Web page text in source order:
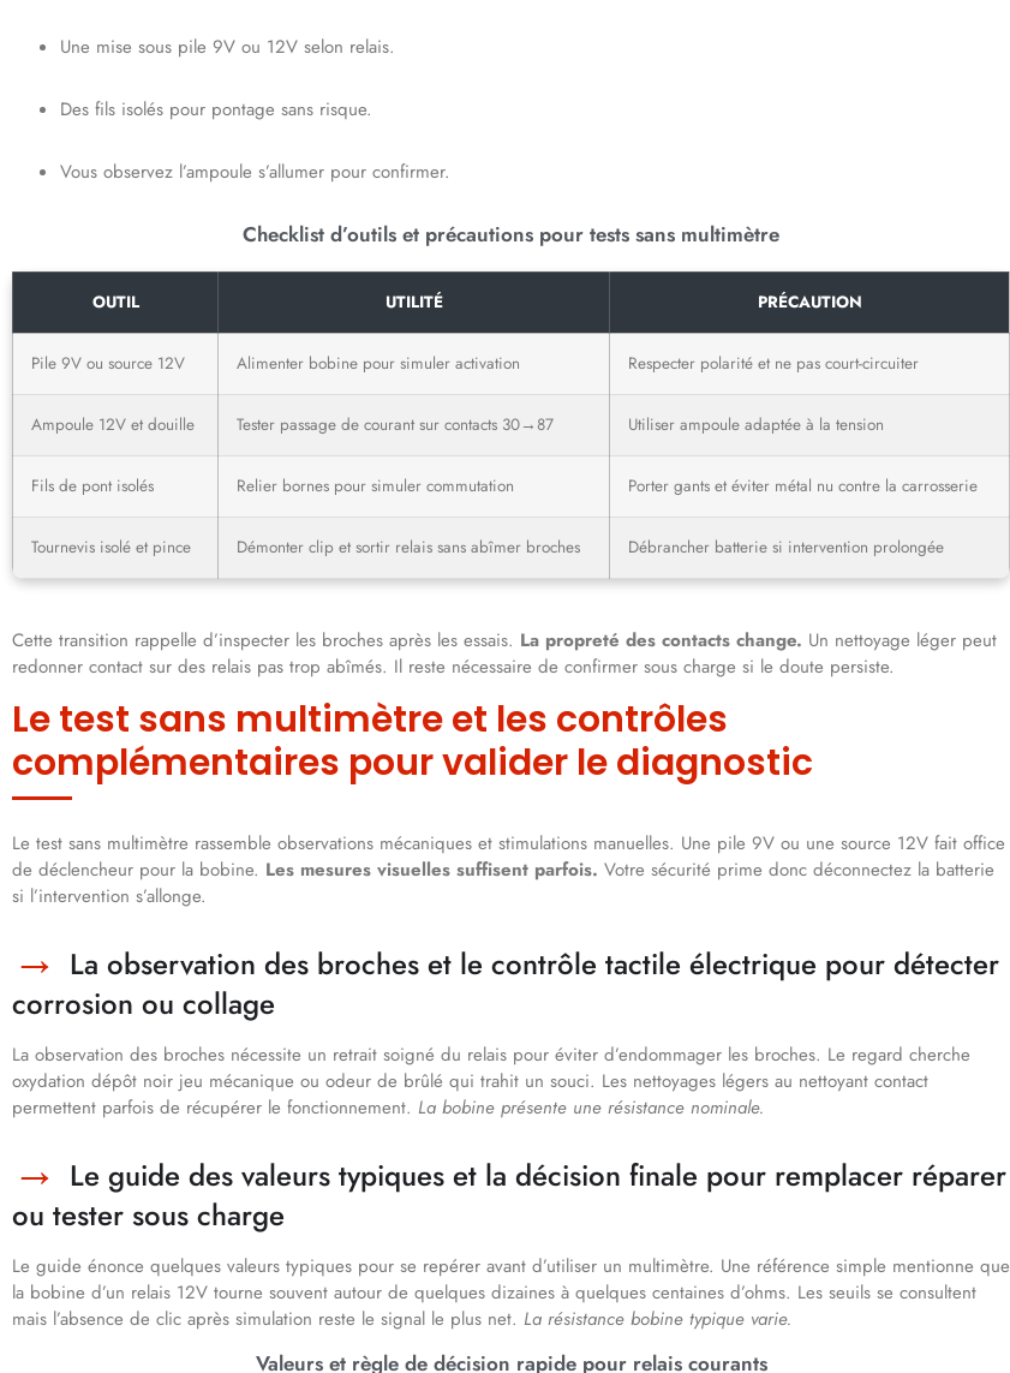
Une mise sous pile 9V ou 12V selon relais.
Des fils isolés pour pontage sans risque.
Vous observez l’ampoule s’allumer pour confirmer.
Checklist d’outils et précautions pour tests sans multimètre
OUTIL UTILITÉ PRÉCAUTION
Pile 9V ou source 12V Alimenter bobine pour simuler activation Respecter polarité et ne pas court-circuiter
Ampoule 12V et douille Tester passage de courant sur contacts 30→87 Utiliser ampoule adaptée à la tension
Fils de pont isolés Relier bornes pour simuler commutation Porter gants et éviter métal nu contre la carrosserie
Tournevis isolé et pince Démonter clip et sortir relais sans abîmer broches Débrancher batterie si intervention prolongée
Cette transition rappelle d’inspecter les broches après les essais. La propreté des contacts change. Un nettoyage léger peut
redonner contact sur des relais pas trop abîmés. Il reste nécessaire de confirmer sous charge si le doute persiste.
Le test sans multimètre et les contrôles
complémentaires pour valider le diagnostic
Le test sans multimètre rassemble observations mécaniques et stimulations manuelles. Une pile 9V ou une source 12V fait office
de déclencheur pour la bobine. Les mesures visuelles suffisent parfois. Votre sécurité prime donc déconnectez la batterie
si l’intervention s’allonge.
La observation des broches et le contrôle tactile électrique pour détecter
corrosion ou collage
La observation des broches nécessite un retrait soigné du relais pour éviter d’endommager les broches. Le regard cherche
oxydation dépôt noir jeu mécanique ou odeur de brûlé qui trahit un souci. Les nettoyages légers au nettoyant contact
permettent parfois de récupérer le fonctionnement. La bobine présente une résistance nominale.
Le guide des valeurs typiques et la décision finale pour remplacer réparer
ou tester sous charge
Le guide énonce quelques valeurs typiques pour se repérer avant d’utiliser un multimètre. Une référence simple mentionne que
la bobine d’un relais 12V tourne souvent autour de quelques dizaines à quelques centaines d’ohms. Les seuils se consultent
mais l’absence de clic après simulation reste le signal le plus net. La résistance bobine typique varie.
Valeurs et règle de décision rapide pour relais courants